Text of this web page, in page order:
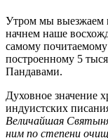
Утром мы выезжаем
начнем наше
самому
построенному 5
Пандавами.
Духовное значение
индуистских
Величайшая
ним по степени